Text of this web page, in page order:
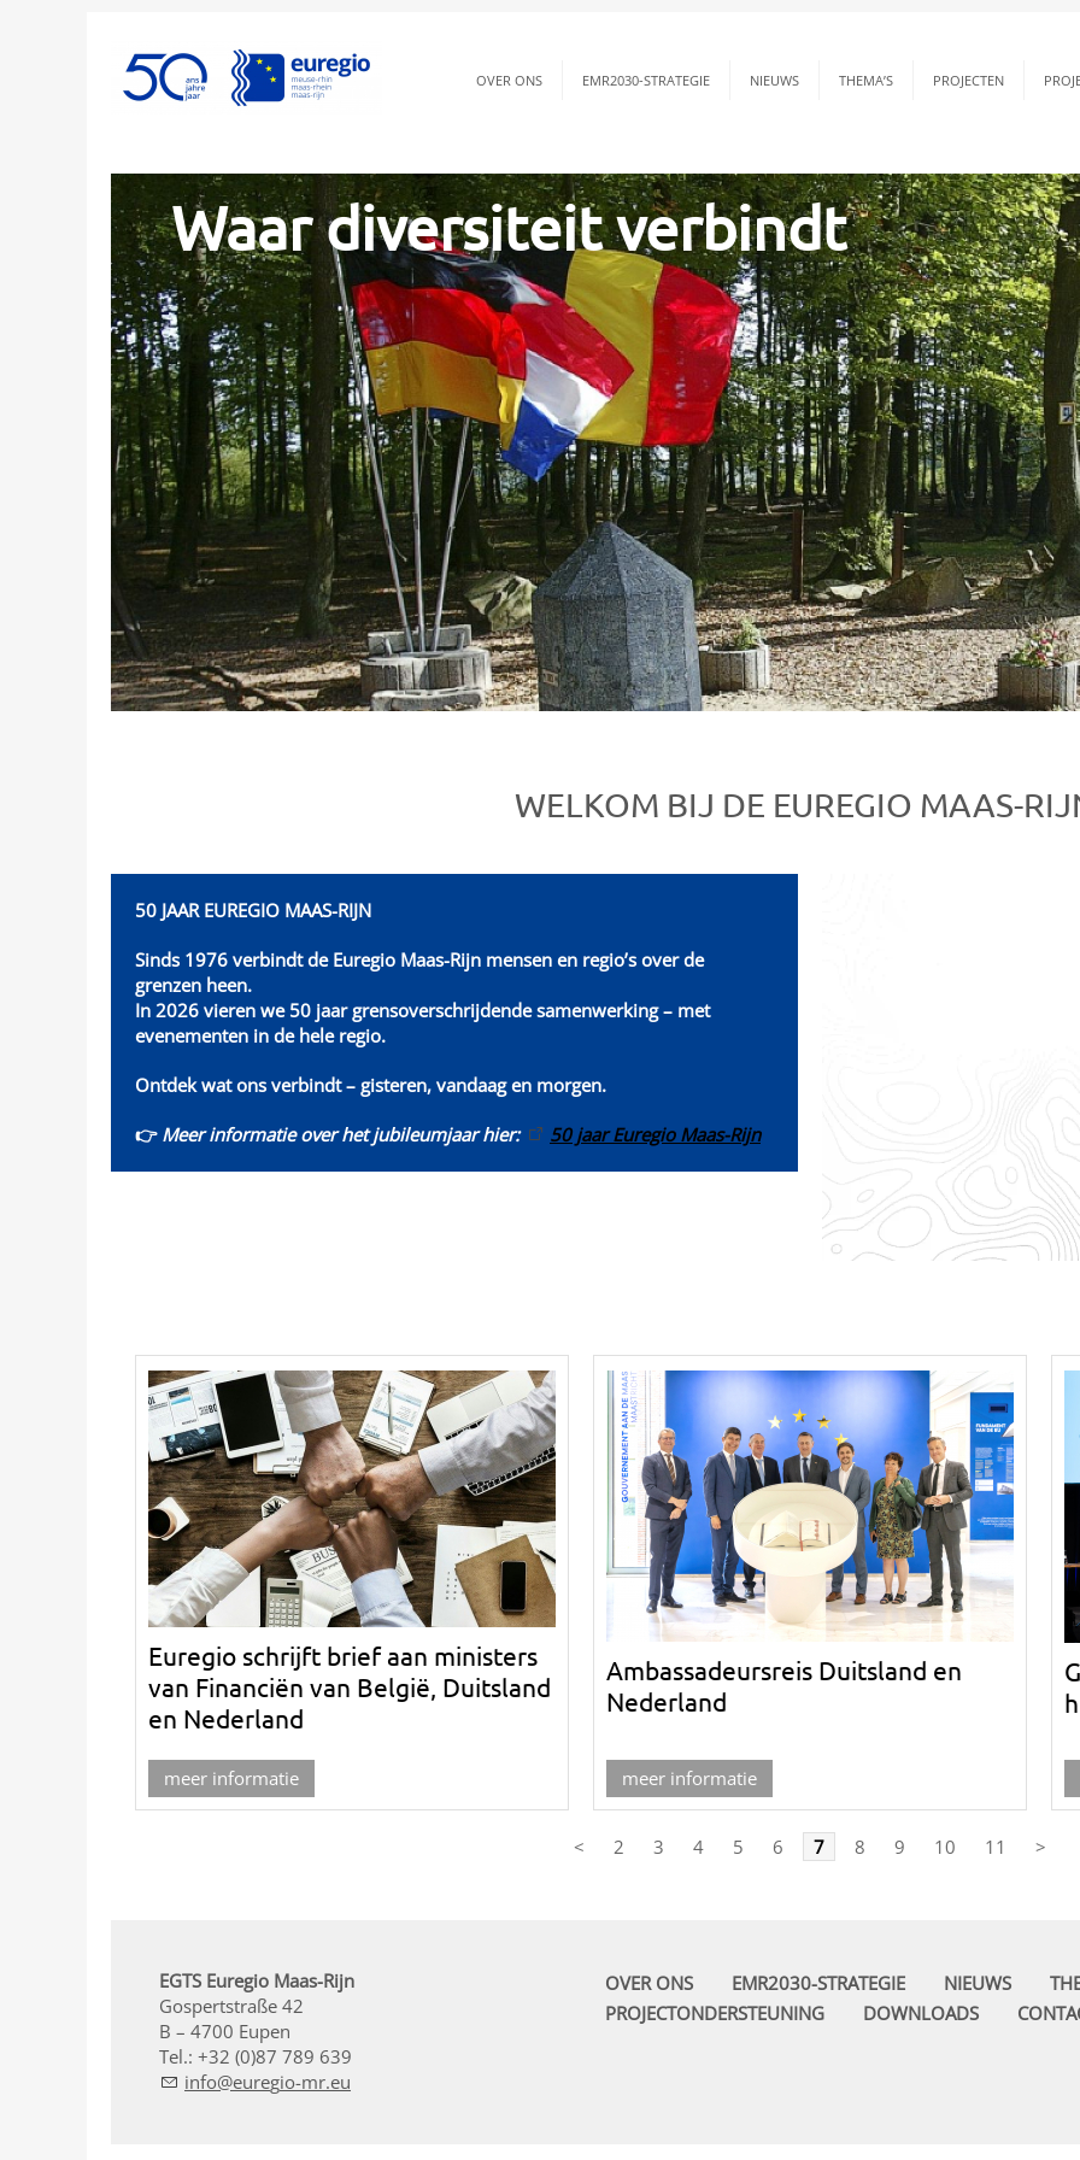
OVER ONS EMR2030-STRATEGIE NIEUWS THEMA’S PROJECTEN
Waar diversiteit verbindt
WELKOM BIJ DE EUREGIO MAAS-
50 JAAR EUREGIO MAAS-RIJN
Sinds 1976 verbindt de Euregio Maas-Rijn mensen en regio’s over de
grenzen heen.
In 2026 vieren we 50 jaar grensoverschrijdende samenwerking – met
evenementen in de hele regio.
Ontdek wat ons verbindt – gisteren, vandaag en morgen.
👉 Meer informatie over het jubileumjaar hier: 50 jaar Euregio Maas-Rijn
Euregio schrijft brief aan ministers
van Financiën van België, Duitsland
en Nederland
meer informatie
Ambassadeursreis Duitsland en
Nederland
meer informatie
< 2 3 4 5 6 7 8 9 10 11 >
EGTS Euregio Maas-Rijn
Gospertstraße 42
B – 4700 Eupen
Tel.: +32 (0)87 789 639
nf
r g -mr
OVER ONS EMR2030-STRATEGIE NIEUWS
PROJECTONDERSTEUNING
DOWNLOADS